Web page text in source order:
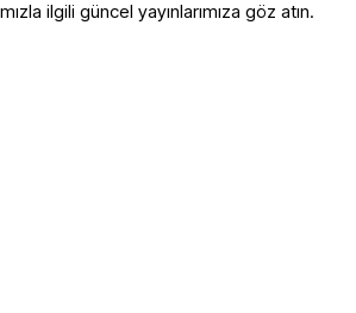
ilgili güncel yayınlarımıza göz atın.